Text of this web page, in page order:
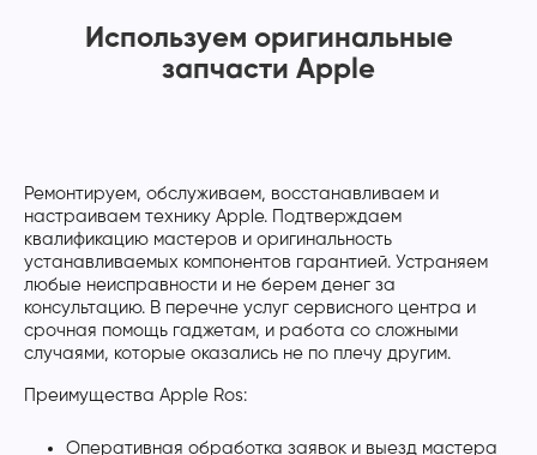
Используем оригинальные
запчасти Apple
Ремонтируем, обслуживаем, восстанавливаем и
настраиваем технику Apple. Подтверждаем
квалификацию мастеров и оригинальность
устанавливаемых компонентов гарантией. Устраняем
любые неисправности и не берем денег за
консультацию. В перечне услуг сервисного центра и
срочная помощь гаджетам, и работа со сложными
случаями, которые оказались не по плечу другим.
Преимущества Apple Ros:
Оперативная обработка заявок и выезд мастера